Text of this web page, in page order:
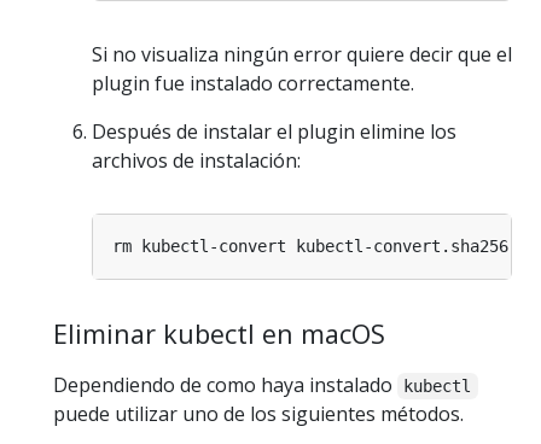
Si no visualiza ningún error quiere decir que el
plugin fue instalado correctamente.
Después de instalar el plugin elimine los
archivos de instalación:
Eliminar kubectl en macOS
Dependiendo de como haya instalado kubectl
puede utilizar uno de los siguientes métodos.